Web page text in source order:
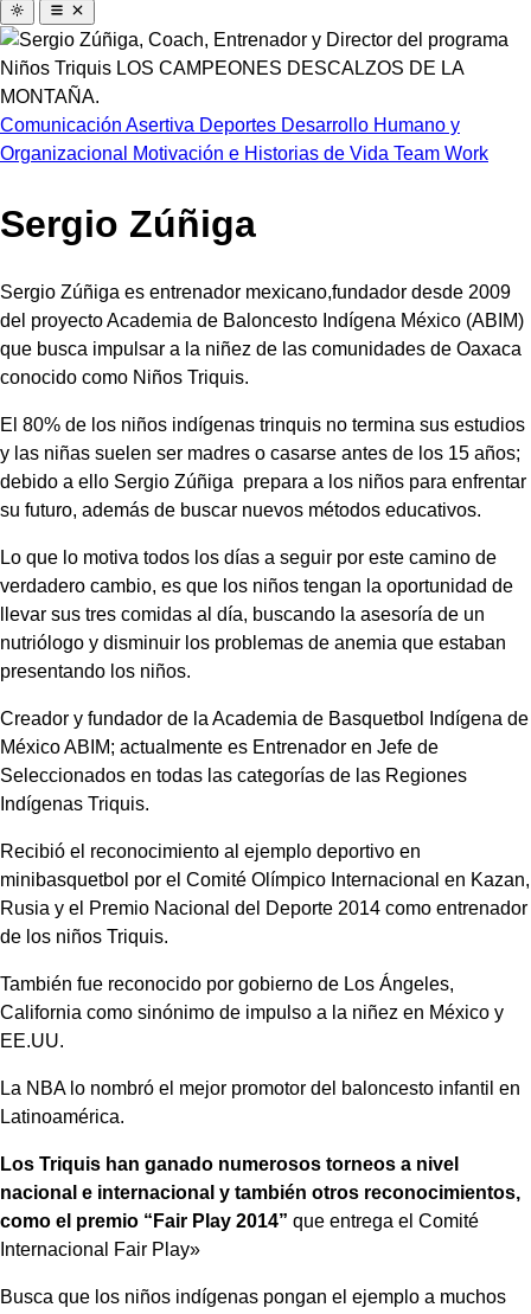
Comunicación Asertiva Deportes Desarrollo Humano y
Organizacional
Motivación e Historias de Vida Team Work
Sergio Zúñiga
Sergio Zúñiga es entrenador mexicano,fundador desde 2009
del proyecto Academia de Baloncesto Indígena México (ABIM)
que busca impulsar a la niñez de las comunidades de Oaxaca
conocido como Niños Triquis.
El 80% de los niños indígenas trinquis no termina sus estudios
y las niñas suelen ser madres o casarse antes de los 15 años;
debido a ello Sergio Zúñiga prepara a los niños para enfrentar
su futuro, además de buscar nuevos métodos educativos.
Lo que lo motiva todos los días a seguir por este camino de
verdadero cambio, es que los niños tengan la oportunidad de
llevar sus tres comidas al día, buscando la asesoría de un
nutriólogo y disminuir los problemas de anemia que estaban
presentando los niños.
Creador y fundador de la Academia de Basquetbol Indígena de
México ABIM; actualmente es Entrenador en Jefe de
Seleccionados en todas las categorías de las Regiones
Indígenas Triquis.
Recibió el reconocimiento al ejemplo deportivo en
minibasquetbol por el Comité Olímpico Internacional en Kazan,
Rusia y el Premio Nacional del Deporte 2014 como entrenador
de los niños Triquis.
También fue reconocido por gobierno de Los Ángeles,
California como sinónimo de impulso a la niñez en México y
EE.UU.
La NBA lo nombró el mejor promotor del baloncesto infantil en
Latinoamérica.
Los Triquis han ganado numerosos torneos a nivel
nacional e internacional y también otros reconocimientos,
como el premio “Fair Play 2014” que entrega el Comité
Internacional Fair Play»
Busca que los niños indígenas pongan el ejemplo a muchos